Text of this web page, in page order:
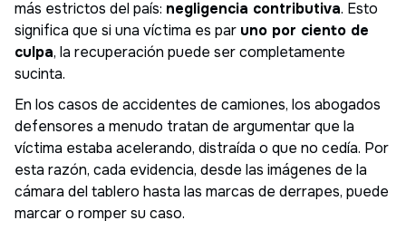
más estrictos del país: negligencia contributiva. Esto
significa que si una víctima es par uno por ciento de
culpa, la recuperación puede ser completamente
sucinta.
En los casos de accidentes de camiones, los abogados
defensores a menudo tratan de argumentar que la
víctima estaba acelerando, distraída o que no cedía. Por
esta razón, cada evidencia, desde las imágenes de la
cámara del tablero hasta las marcas de derrapes, puede
marcar o romper su caso.